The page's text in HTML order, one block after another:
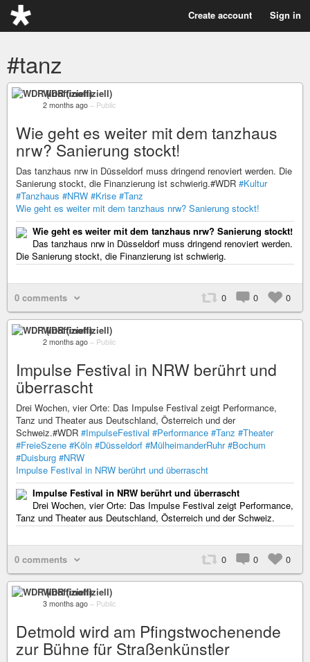
Create account Sign in
#tanz
WDR (inoffiziell)
2 months ago – Public
Wie geht es weiter mit dem tanzhaus
nrw? Sanierung stockt!
Das tanzhaus nrw in Düsseldorf muss dringend renoviert werden. Die
Sanierung stockt, die Finanzierung ist schwierig.#WDR #Kultur
#Tanzhaus #NRW #Krise #Tanz
Wie geht es weiter mit dem tanzhaus nrw? Sanierung stockt!
Wie geht es weiter mit dem tanzhaus nrw? Sanierung stockt!
Das tanzhaus nrw in Düsseldorf muss dringend renoviert werden.
Die Sanierung stockt, die Finanzierung ist schwierig.
0 comments 0 0 0
WDR (inoffiziell)
2 months ago – Public
Impulse Festival in NRW berührt und
überrascht
Drei Wochen, vier Orte: Das Impulse Festival zeigt Performance,
Tanz und Theater aus Deutschland, Österreich und der
Schweiz.#WDR #ImpulseFestival #Performance #Tanz #Theater
#FreieSzene #Köln #Düsseldorf #MülheimanderRuhr #Bochum
#Duisburg #NRW
Impulse Festival in NRW berührt und überrascht
Impulse Festival in NRW berührt und überrascht
Drei Wochen, vier Orte: Das Impulse Festival zeigt Performance,
Tanz und Theater aus Deutschland, Österreich und der Schweiz.
0 comments 0 0 0
WDR (inoffiziell)
3 months ago – Public
Detmold wird am Pfingstwochenende
zur Bühne für Straßenkünstler